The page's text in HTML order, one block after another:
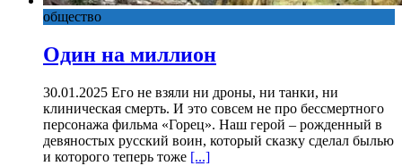
общество
Один на миллион
30.01.2025 Его не взяли ни дроны, ни танки, ни
клиническая смерть. И это совсем не про бессмертного
персонажа фильма «Горец». Наш герой – рожденный в
девяностых русский воин, который сказку сделал былью
и которого теперь тоже [...]